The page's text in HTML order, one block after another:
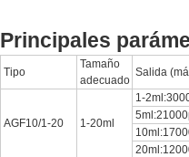
Principales
Tipo
Tamaño
adecuado
Salida
AGF10/1-20 1-20ml
1-